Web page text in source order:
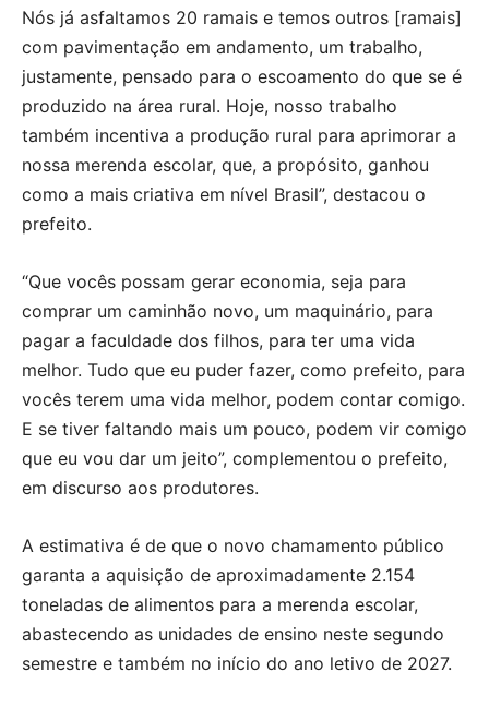
Nós já asfaltamos 20 ramais e temos outros [ramais]
com pavimentação em andamento, um trabalho,
justamente, pensado para o escoamento do que se é
produzido na área rural. Hoje, nosso trabalho
também incentiva a produção rural para aprimorar a
nossa merenda escolar, que, a propósito, ganhou
como a mais criativa em nível Brasil”, destacou o
prefeito.
“Que vocês possam gerar economia, seja para
comprar um caminhão novo, um maquinário, para
pagar a faculdade dos filhos, para ter uma vida
melhor. Tudo que eu puder fazer, como prefeito, para
vocês terem uma vida melhor, podem contar comigo.
E se tiver faltando mais um pouco, podem vir comigo
que eu vou dar um jeito”, complementou o prefeito,
em discurso aos produtores.
A estimativa é de que o novo chamamento público
garanta a aquisição de aproximadamente 2.154
toneladas de alimentos para a merenda escolar,
abastecendo as unidades de ensino neste segundo
semestre e também no início do ano letivo de 2027.